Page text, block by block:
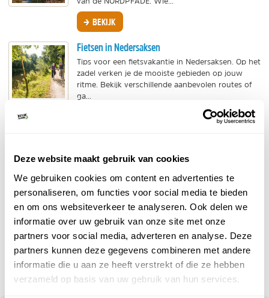
Deze website maakt gebruik van cookies
We gebruiken cookies om content en advertenties te
personaliseren, om functies voor social media te bieden
en om ons websiteverkeer te analyseren. Ook delen we
informatie over uw gebruik van onze site met onze
partners voor social media, adverteren en analyse. Deze
partners kunnen deze gegevens combineren met andere
informatie die u aan ze heeft verstrekt of die ze hebben
verzameld op basis van uw gebruik van hun services.
BEKIJK
Fietsen in Nedersaksen
Tips voor een fietsvakantie in Nedersaksen. Op het
zadel verken je de mooiste gebieden op jouw
ritme. Bekijk verschillende aanbevolen routes of
ga...
Unieke accommodaties midden in de natuur,
een gezellige Duitse camping. Bekijk al onze tips
voor...
BEKIJK
Deel deze pagina! DELEN OP FACEBOOK
DELEN OP XDELEN VIA DE MAIL
DELEN OP PINTEREST
DELEN OP